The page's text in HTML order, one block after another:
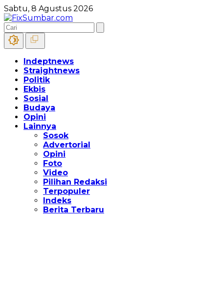
Sabtu, 8 Agustus 2026
Indeptnews
Straightnews
Politik
Ekbis
Sosial
Budaya
Opini
Lainnya
Sosok
Advertorial
Opini
Foto
Video
Pilihan Redaksi
Terpopuler
Indeks
Berita Terbaru